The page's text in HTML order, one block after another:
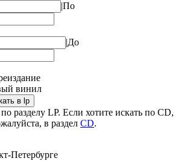
|По
|До
винил
в lp
разделу LP. Если хотите искать по CD,
в раздел CD.
Петербурге